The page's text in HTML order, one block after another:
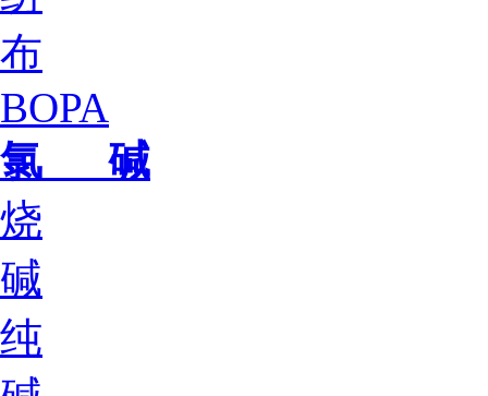
布
BOPA
氯 碱
烧
碱
纯